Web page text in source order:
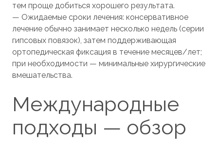
тем проще добиться хорошего результата.
— Ожидаемые сроки лечения: консервативное
лечение обычно занимает несколько недель (серии
гипсовых повязок), затем поддерживающая
ортопедическая фиксация в течение месяцев/лет;
при необходимости — минимальные хирургические
вмешательства.
Международные
подходы — обзор